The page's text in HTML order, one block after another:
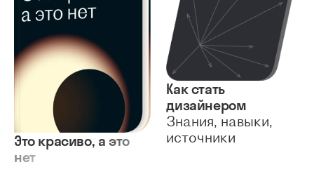
Это красиво, а это
нет
Как стать
дизайнером
Знания, навыки,
источники